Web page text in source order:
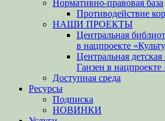
Нормативно-правовая база
Противодействие
НАШИ ПРОЕКТЫ
Центральная
в нацпроекте
Центральная
Ганзен в нацпроекте
Доступная среда
Ресурсы
Подписка
НОВИНКИ